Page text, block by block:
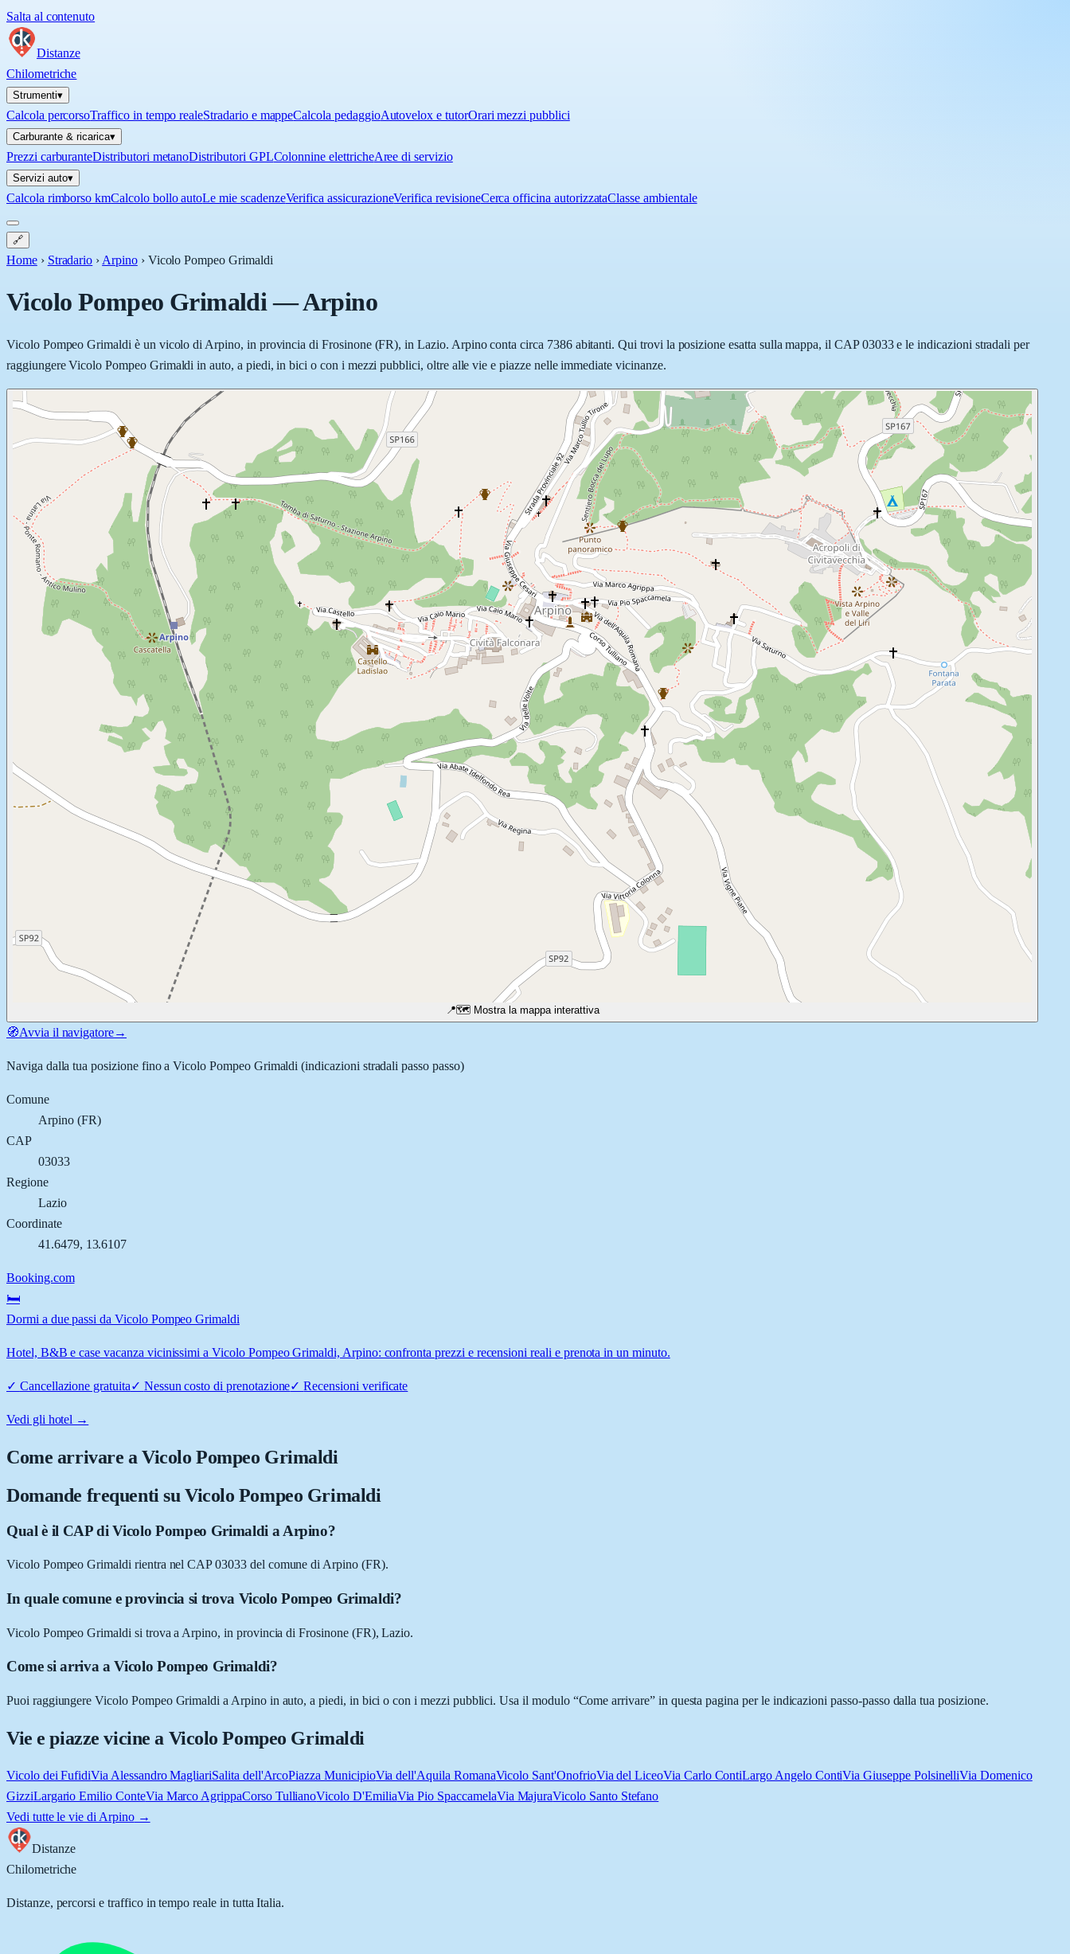
Salta al contenuto
Distanze
Chilometriche
Strumenti▾
Calcola percorsoTraffico in tempo realeStradario e mappeCalcola pedaggioAutovelox e tutorOrari mezzi pubblici
Carburante & ricarica▾
Prezzi carburanteDistributori metanoDistributori GPLColonnine elettricheAree di servizio
Servizi auto▾
Calcola rimborso kmCalcolo bollo autoLe mie scadenzeVerifica assicurazioneVerifica revisioneCerca officina autorizzataClasse ambientale
🔗
Home › Stradario › Arpino › Vicolo Pompeo Grimaldi
Vicolo Pompeo Grimaldi—Arpino
Vicolo Pompeo Grimaldi è un vicolo di Arpino, in provincia di Frosinone (FR), in Lazio. Arpino conta circa 7386 abitanti. Qui trovi la posizione esatta sulla mappa, il CAP 03033 e le indicazioni stradali per
raggiungere Vicolo Pompeo Grimaldi in auto, a piedi, in bici o con i mezzi pubblici, oltre alle vie e piazze nelle immediate vicinanze.
📍🗺️ Mostra la mappa interattiva
🧭Avvia il navigatore→
Naviga dalla tua posizione fino aVicolo Pompeo Grimaldi (indicazioni stradali passo passo)
Comune
Arpino(FR)
CAP
03033
Regione
Lazio
Coordinate
41.6479, 13.6107
Booking.com
🛏️
Dormi a due passi da Vicolo Pompeo Grimaldi
Hotel, B&B e case vacanza vicinissimi a Vicolo Pompeo Grimaldi, Arpino: confronta prezzi e recensioni reali e prenota in un minuto.
✓ Cancellazione gratuita✓ Nessun costo di prenotazione✓Recensioni verificate
Vedi gli hotel →
Come arrivare aVicolo Pompeo Grimaldi
Domande frequenti su Vicolo Pompeo Grimaldi
Qual è il CAP di Vicolo Pompeo Grimaldi a Arpino?
Vicolo Pompeo Grimaldi rientra nel CAP 03033 del comune di Arpino (FR).
In quale comune e provincia si trova Vicolo Pompeo Grimaldi?
Vicolo Pompeo Grimaldi si trova a Arpino, in provincia di Frosinone (FR), Lazio.
Come si arriva a Vicolo Pompeo Grimaldi?
Puoi raggiungere Vicolo Pompeo Grimaldi a Arpino in auto, a piedi, in bici o con i mezzi pubblici. Usa il modulo “Come arrivare” in questa pagina per le indicazioni passo-passo dalla tua posizione.
Vie e piazze vicine a Vicolo Pompeo Grimaldi
Vicolo dei FufidiVia Alessandro MagliariSalita dell'ArcoPiazza MunicipioVia dell'Aquila RomanaVicolo Sant'OnofrioVia del LiceoVia Carlo ContiLargo Angelo ContiVia Giuseppe PolsinelliVia Domenico
GizziLargario Emilio ConteVia Marco AgrippaCorso TullianoVicolo D'EmiliaVia Pio SpaccamelaVia MajuraVicolo Santo Stefano
Vedi tutte le vie di Arpino→
Distanze
Chilometriche
Distanze, percorsi e traffico in tempo reale in tutta Italia.